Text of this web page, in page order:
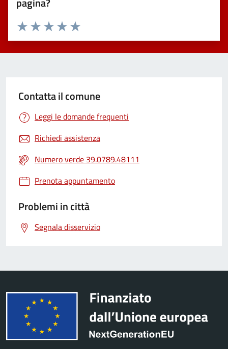
Valuta 5 stelle su 5
Valuta 4 stelle su 5
Valuta 3 stelle su 5
Valuta 2 stelle su 5
Valuta 1 stelle su 5
Contatta il comune
Leggi le domande frequenti
Richiedi assistenza
Numero verde 39.0789.48111
Prenota appuntamento
Problemi in città
Segnala disservizio